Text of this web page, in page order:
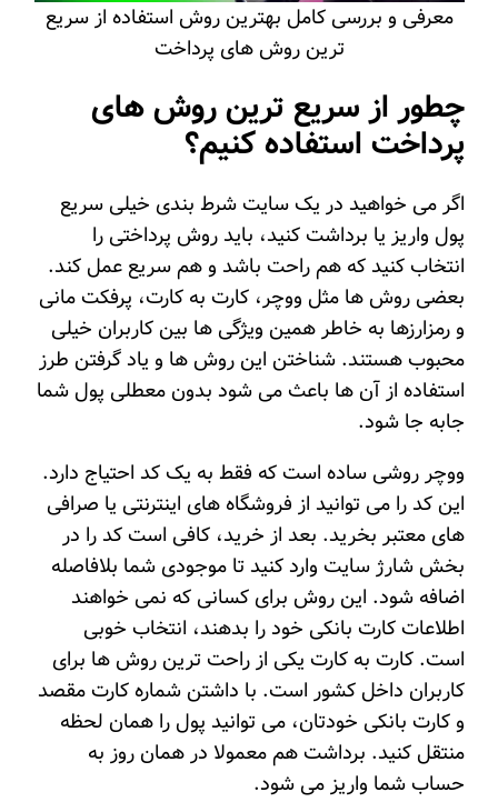
معرفی و بررسی کامل بهترین روش استفاده از سریع
ترین روش های پرداخت
چطور از سریع‌ ترین روش‌ های
پرداخت استفاده کنیم؟
اگر می خواهید در یک سایت شرط بندی خیلی سریع
پول واریز یا برداشت کنید، باید روش پرداختی را
انتخاب کنید که هم راحت باشد و هم سریع عمل کند.
بعضی روش ها مثل ووچر، کارت به کارت، پرفکت مانی
و رمزارزها به خاطر همین ویژگی ها بین کاربران خیلی
محبوب هستند. شناختن این روش ها و یاد گرفتن طرز
استفاده از آن ها باعث می شود بدون معطلی پول شما
جابه جا شود.
ووچر روشی ساده است که فقط به یک کد احتیاج دارد.
این کد را می توانید از فروشگاه های اینترنتی یا صرافی
های معتبر بخرید. بعد از خرید، کافی است کد را در
بخش شارژ سایت وارد کنید تا موجودی شما بلافاصله
اضافه شود. این روش برای کسانی که نمی خواهند
اطلاعات کارت بانکی خود را بدهند، انتخاب خوبی
است. کارت به کارت یکی از راحت ترین روش ها برای
کاربران داخل کشور است. با داشتن شماره کارت مقصد
و کارت بانکی خودتان، می توانید پول را همان لحظه
منتقل کنید. برداشت هم معمولا در همان روز به
حساب شما واریز می شود.